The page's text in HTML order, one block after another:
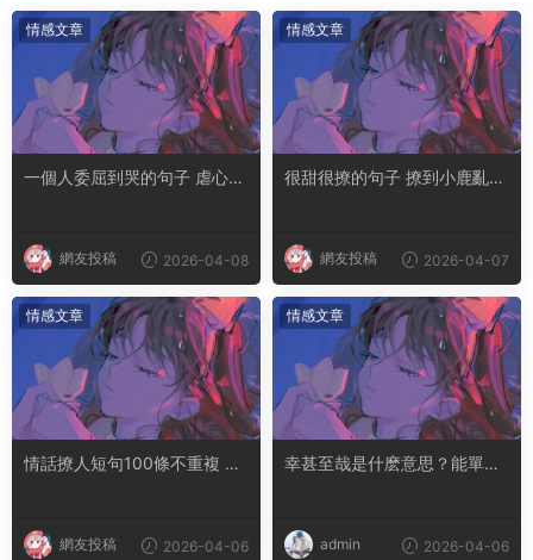
情感文章
一個人委屈到哭的句子 虐心到
網友投稿 2026-04-08
情感文章
很甜很撩的句子 撩到小鹿亂撞
網友投稿 2026-04-07
情感文章
情話撩人短句100條不重複 土
網友投稿 2026-04-06
情感文章
幸甚至哉是什麽意思？能單獨
admin 2026-04-06